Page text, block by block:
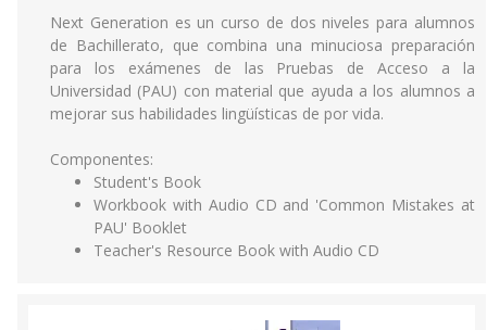
Next Generation es un curso de dos niveles para alumnos
de Bachillerato, que combina una minuciosa preparación
para los exámenes de las Pruebas de Acceso a la
Universidad (PAU) con material que ayuda a los alumnos a
mejorar sus habilidades lingüísticas de por vida.
Componentes:
Student's Book
Workbook with Audio CD and 'Common Mistakes at
PAU' Booklet
Teacher's Resource Book with Audio CD